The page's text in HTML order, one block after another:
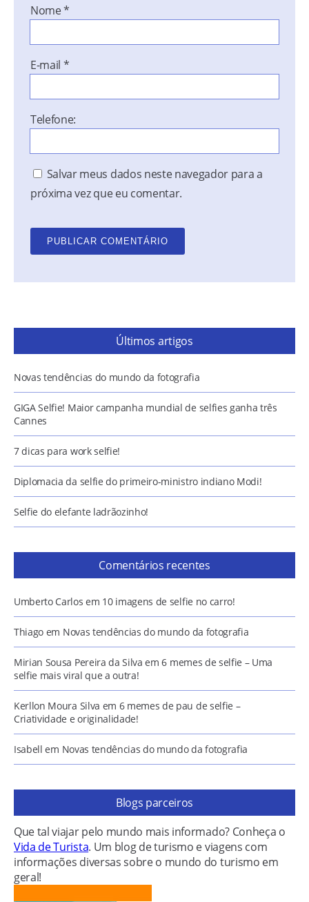
Nome*
E-mail *
Telefone:
Salvar meus dados neste navegador para a
próxima vez que eu comentar.
Últimos artigos
Novas tendências do mundo da fotografia
GIGA Selfie! Maior campanha mundial de selfies ganha três
Cannes
7 dicas para work selfie!
Diplomacia da selfie do primeiro-ministro indiano Modi!
Selfie do elefante ladrãozinho!
Comentários recentes
Umberto Carlos em 10 imagens de selfie no carro!
Thiago em Novas tendências do mundo da fotografia
Mirian Sousa Pereira da Silva em6 memes de selfie – Uma
selfie mais viral que a outra!
Kerllon Moura Silva em 6 memes de pau de selfie –
Criatividade e originalidade!
Isabell em Novas tendências do mundo da fotografia
Blogs parceiros
Que tal viajar pelo mundo mais informado? Conheça o
Vida de Turista. Um blog de turismo e viagens com
informações diversas sobre o mundo do turismo em
geral!